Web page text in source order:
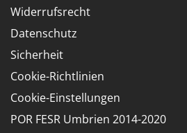
Mähroboter
Maisentkörnungsmaschinen
Manuelle Heckenscheren
Mehrzweck-Sauggeräte
Motorhacken - Gartenfräsen
Famag
Famur
FARMER
FBC
Ferrari Group
Ferroni
Widerrufsrecht
Datenschutz
Sicherheit
Cookie-Richtlinien
Cookie-Einstellungen
POR FESR Umbrien 2014-2020